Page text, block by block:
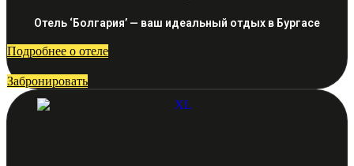
Отель ‘Болгария’ — ваш идеальный отдых в Бургасе
Подробнее о отеле
Забронировать